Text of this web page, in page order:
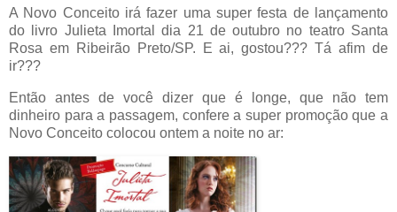
A Novo Conceito irá fazer uma super festa de lançamento
do livro Julieta Imortal dia 21 de outubro no teatro Santa
Rosa em Ribeirão Preto/SP. E ai, gostou??? Tá afim de
ir???
Então antes de você dizer que é longe, que não tem
dinheiro para a passagem, confere a super promoção que a
Novo Conceito colocou ontem a noite no ar: